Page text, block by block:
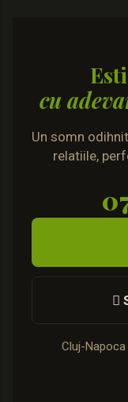
cu
Un somn
relatiile,

Cluj-Napoca